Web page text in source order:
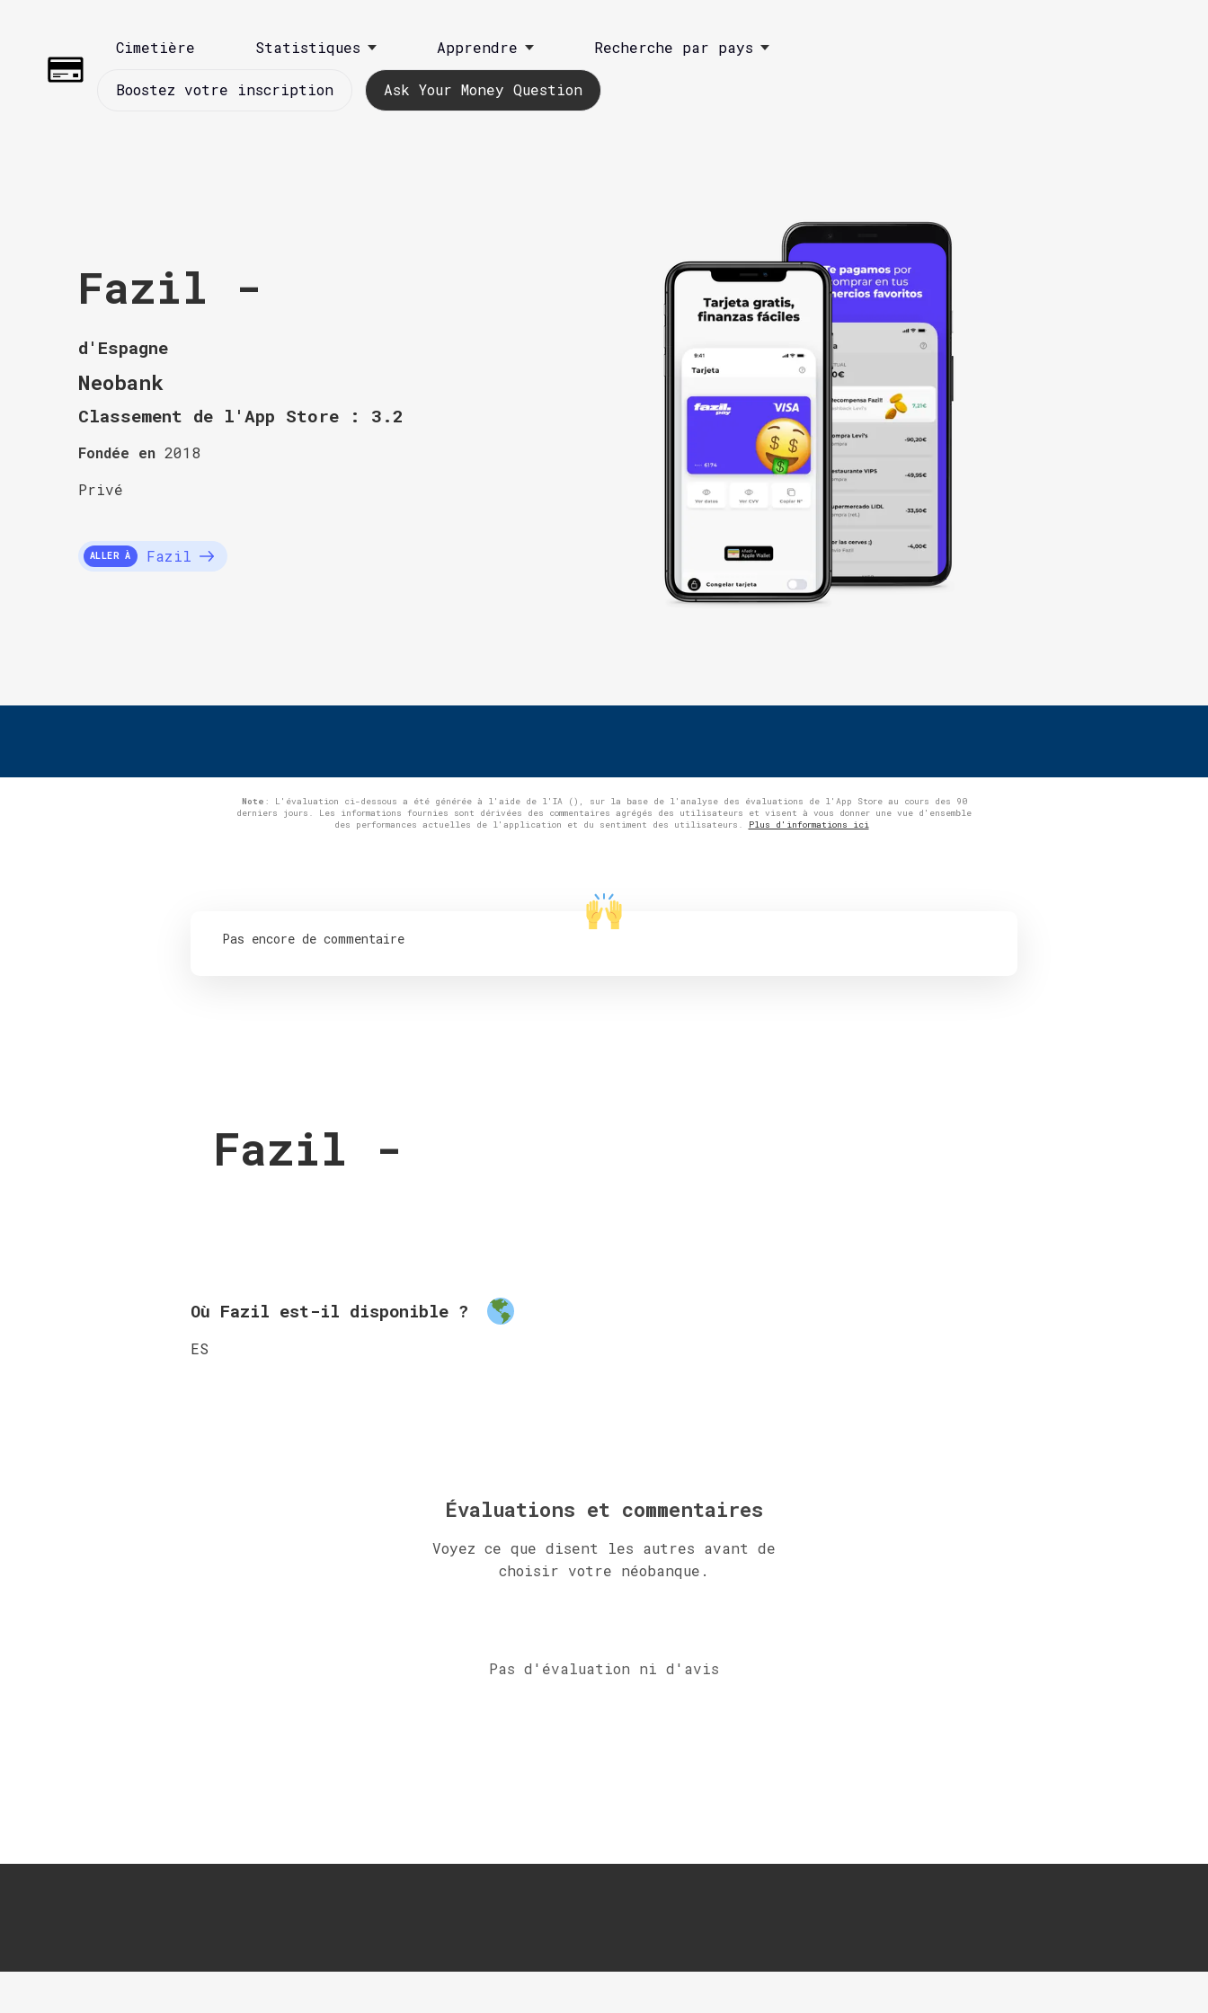
Cimetière Statistiques Apprendre Recherche par pays
Ask Your Money Question
Boostez votre inscription
Fazil -
d'Espagne
Neobank
Classement de l'App Store : 3.2
Fondée en 2018
Privé
ALLER À Fazil
Note : L'évaluation ci-dessous a été générée à l'aide de l'IA (), sur la base de l'analyse des évaluations de l'App Store au cours des 90
derniers jours. Les informations fournies sont dérivées des commentaires agrégés des utilisateurs et visent à vous donner une vue d'ensemble
des performances actuelles de l'application et du sentiment des utilisateurs.
Plus d'informations ici
Pas encore de commentaire
Fazil -
Où Fazil est-il disponible ?
ES
Évaluations et commentaires
Voyez ce que disent les autres avant de
choisir votre néobanque.
Pas d'évaluation ni d'avis